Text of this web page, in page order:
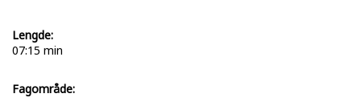
Lengde:
07:15 min
Fagområde: